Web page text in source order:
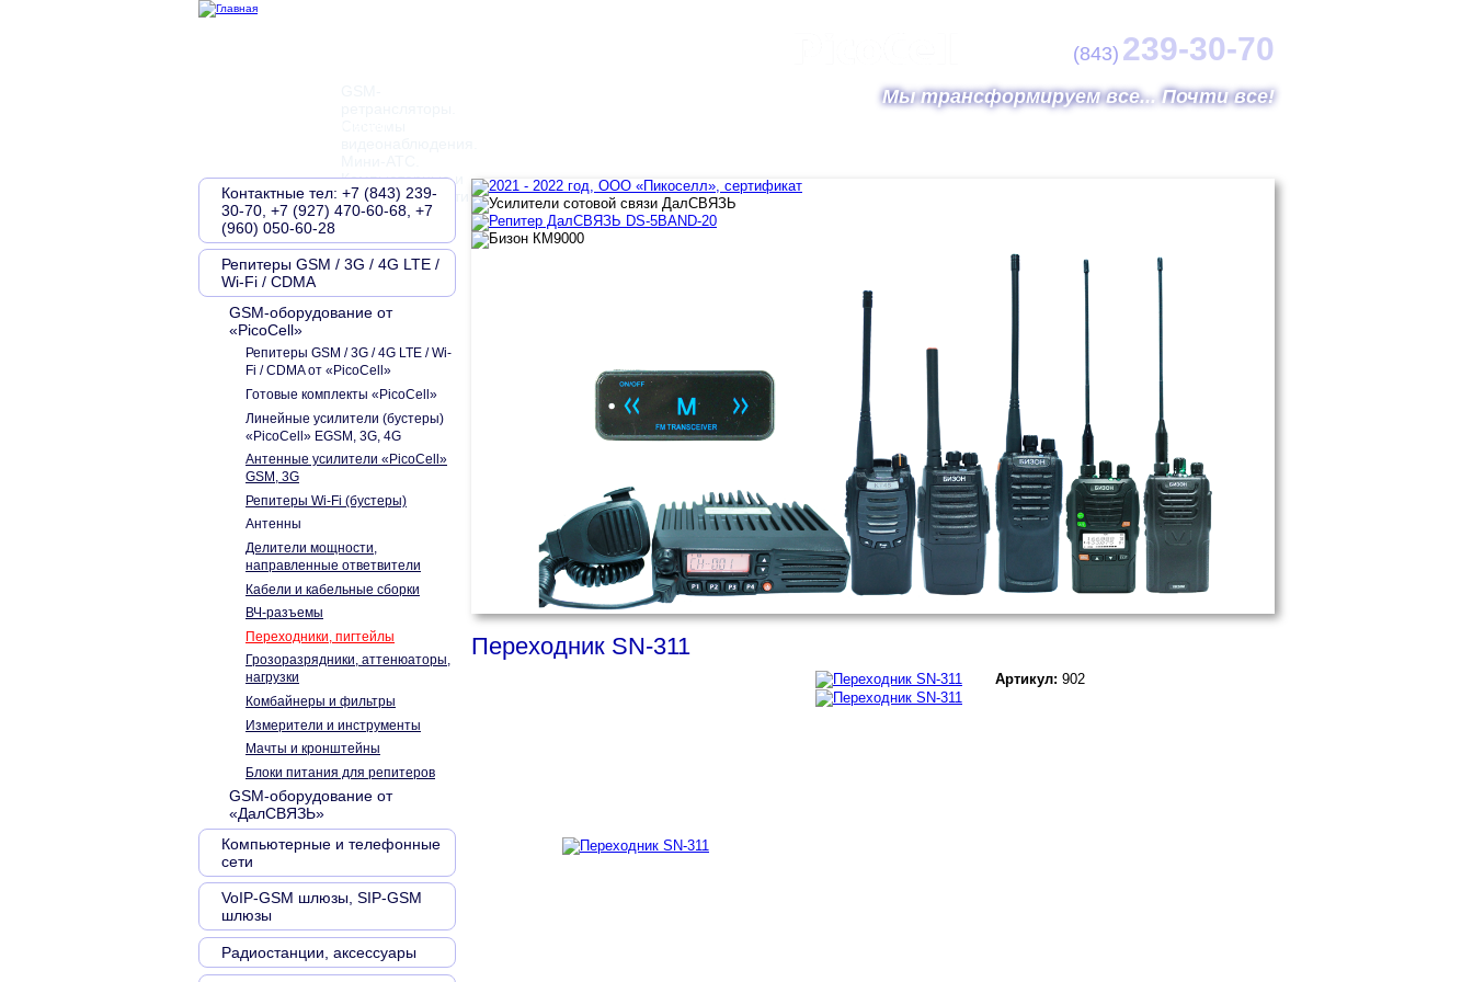
Компьютерные и
телефонные сети
(843) 239-30-70
Мы трансформируем все... Почти все!
Переходник SN-311
Артикул: 902
Контактные тел: +7 (843) 239-
30-70, +7 (927) 470-60-68, +7
(960) 050-60-28
Репитеры GSM / 3G / 4G LTE /
Wi-Fi / CDMA
GSM-оборудование от
«PicoCell»
Репитеры GSM / 3G / 4G LTE / Wi-
Fi / CDMA от «PicoCell»
Готовые комплекты «PicoCell»
Линейные усилители (бустеры)
«PicoCell» EGSM, 3G, 4G
Антенные усилители «PicoCell»
GSM, 3G
Репитеры Wi-Fi (бустеры)
Антенны
Делители мощности,
направленные ответвители
Кабели и кабельные сборки
ВЧ-разъемы
Переходники, пигтейлы
Грозоразрядники, аттенюаторы,
нагрузки
Комбайнеры и фильтры
Измерители и инструменты
Мачты и кронштейны
Блоки питания для репитеров
GSM-оборудование от
«ДалСВЯЗЬ»
Компьютерные и телефонные
сети
VoIP-GSM шлюзы, SIP-GSM
шлюзы
Радиостанции, аксессуары